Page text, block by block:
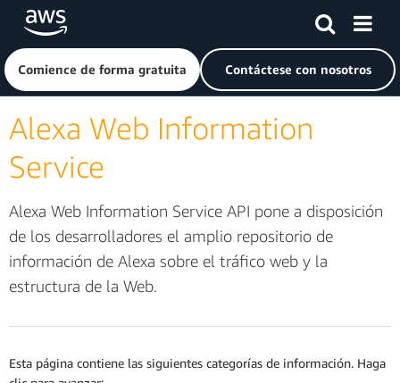
Saltar al contenido principal
Haga clic aquí para volver a la página de inicio de Amazon
Comience de forma gratuita Contáctese con nosotros
Alexa Web Information
Service
Alexa Web Information Service API pone a disposición
de los desarrolladores el amplio repositorio de
información de Alexa sobre el tráfico web y la
estructura de la Web.
Esta página contiene las siguientes categorías de información. Haga